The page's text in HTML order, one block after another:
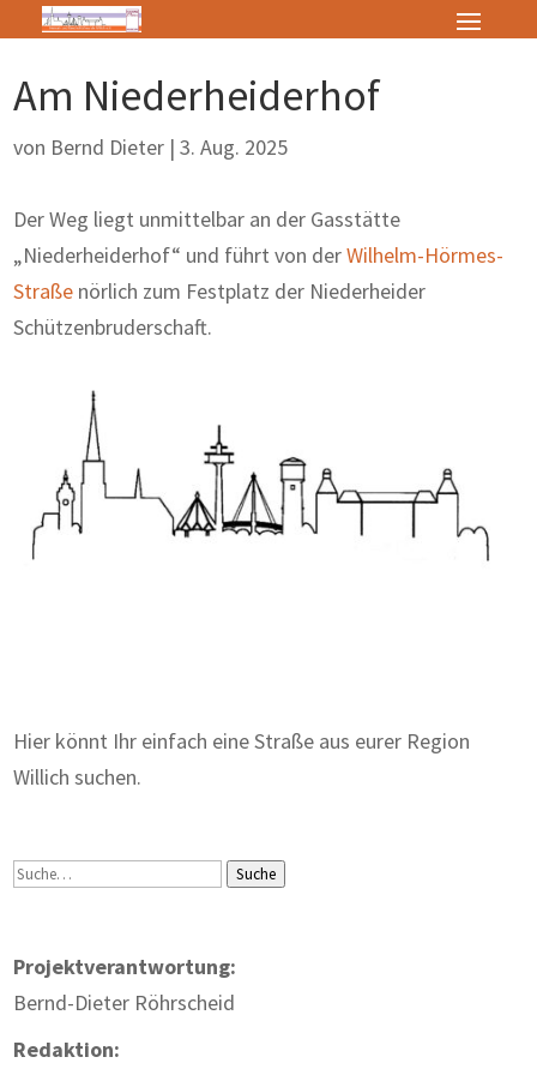
Am Niederheiderhof
von Bernd Dieter |3. Aug. 2025
Der Weg liegt unmittelbar an der Gasstätte
„Niederheiderhof“ und führt von derWilhelm-Hörmes-
Straße nörlich zum Festplatz der Niederheider
Schützenbruderschaft.
Hier könnt Ihr einfach eine Straße aus eurer Region
Willich suchen.
Suche Suche
Projektverantwortung:
Bernd-Dieter Röhrscheid
Redaktion: